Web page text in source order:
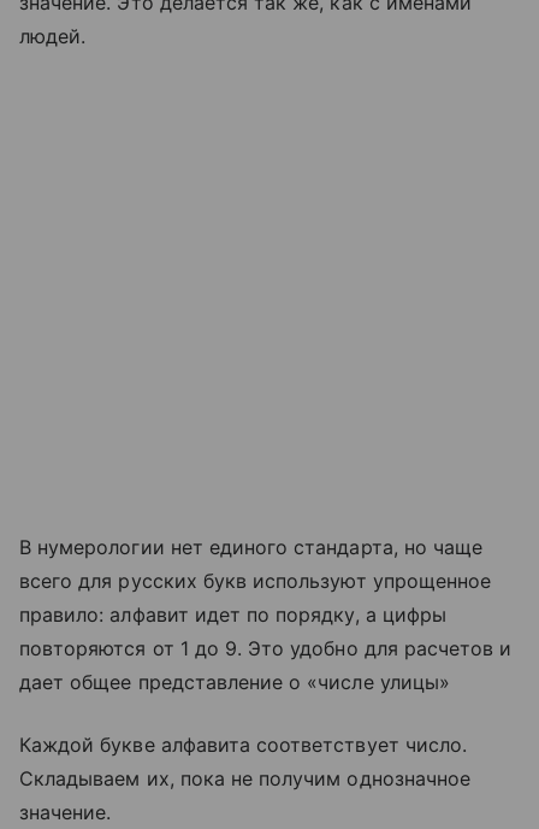
людей.
В нумерологии нет единого стандарта, но чаще
всего для русских букв используют упрощенное
правило: алфавит идет по порядку, а цифры
повторяются от 1 до 9. Это удобно для расчетов и
дает общее представление о «числе улицы»
Каждой букве алфавита соответствует число.
Складываем их, пока не получим однозначное
значение.